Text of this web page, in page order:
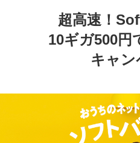
超高速！
10ギガ500円
キャン